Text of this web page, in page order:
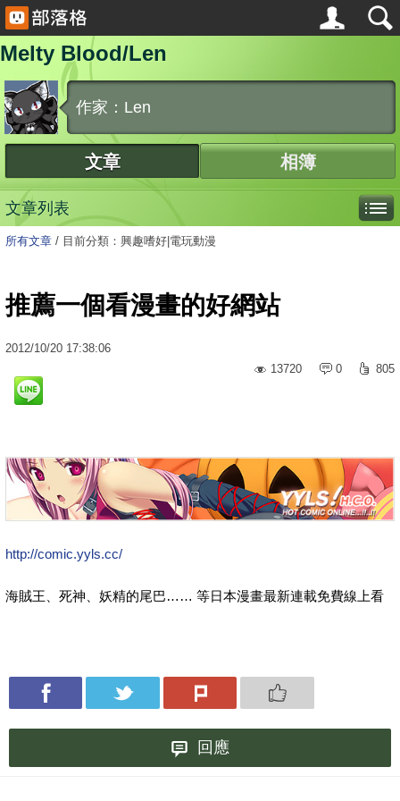
Melty Blood/Len
作家：Len
文章 相簿
文章列表
所有文章 / 目前分類：興趣嗜好|電玩動漫
推薦一個看漫畫的好網站
2012/10/20 17:38:06
13720
0 805
http://comic.yyls.cc/
海賊王、死神、妖精的尾巴…… 等日本漫畫最新連載免費線上看
回應